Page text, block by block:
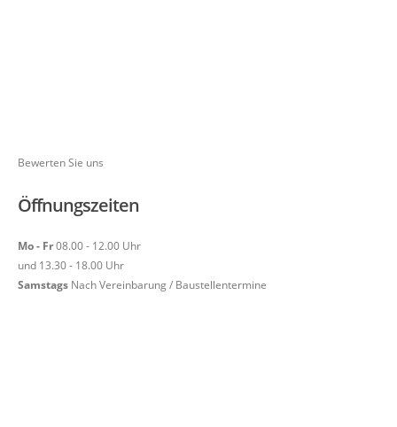
Bewerten Sie uns
Öffnungszeiten
Mo - Fr08.00 - 12.00 Uhr
und 13.30 - 18.00 Uhr
Samstags Nach Vereinbarung / Baustellentermine